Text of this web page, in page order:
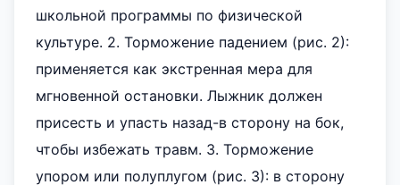
школьной программы по физической
культуре. 2. Торможение падением (рис. 2):
применяется как экстренная мера для
мгновенной остановки. Лыжник должен
присесть и упасть назад-в сторону на бок,
чтобы избежать травм. 3. Торможение
упором или полуплугом (рис. 3): в сторону